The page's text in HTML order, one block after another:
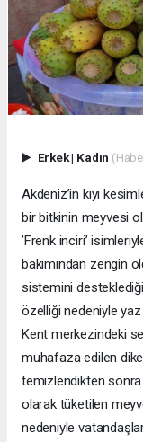
Erkek| Kadın
Akdeniz’in kıyı
bir bitkinin meyvesi
’Frenk inciri’
bakımından zengin
sistemini
özelliği nedeniyle
Kent merkezindeki
muhafaza edilen
temizlendikten
olarak tüketilen
nedeniyle